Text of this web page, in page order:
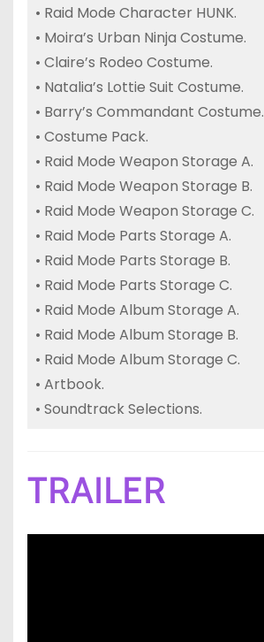
• Raid Mode Character HUNK.
• Moira’s Urban Ninja Costume.
• Claire’s Rodeo Costume.
• Natalia’s Lottie Suit Costume.
• Barry’s Commandant Costume.
• Costume Pack.
• Raid Mode Weapon Storage A.
• Raid Mode Weapon Storage B.
• Raid Mode Weapon Storage C.
• Raid Mode Parts Storage A.
• Raid Mode Parts Storage B.
• Raid Mode Parts Storage C.
• Raid Mode Album Storage A.
• Raid Mode Album Storage B.
• Raid Mode Album Storage C.
• Artbook.
• Soundtrack Selections.
TRAILER